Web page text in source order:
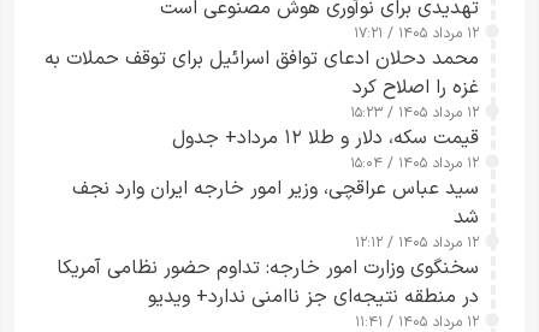
تهدیدی برای نوآوری هوش مصنوعی است
۱۲ مرداد ۱۴۰۵ / ۱۷:۲۱
محمد دحلان ادعای توافق اسرائیل برای توقف حملات به
غزه را اصلاح کرد
۱۲ مرداد ۱۴۰۵ / ۱۵:۲۳
قیمت سکه، دلار و طلا ۱۲ مرداد+ جدول
۱۲ مرداد ۱۴۰۵ / ۱۵:۰۴
سید عباس عراقچی، وزیر امور خارجه ایران وارد نجف
شد
۱۲ مرداد ۱۴۰۵ / ۱۲:۱۲
سخنگوی وزارت امور خارجه: تداوم حضور نظامی آمریکا
در منطقه نتیجه‌ای جز ناامنی ندارد+ ویدیو
۱۲ مرداد ۱۴۰۵ / ۱۱:۴۱